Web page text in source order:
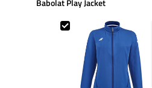
Babolat Play Jacket
Babolat Play Jacket